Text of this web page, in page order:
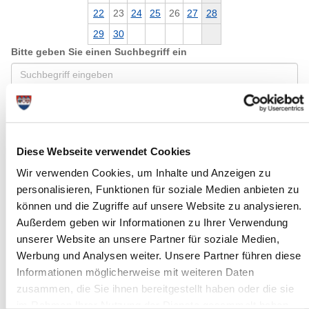
Diese Webseite verwendet Cookies
Wir verwenden Cookies, um Inhalte und Anzeigen zu
personalisieren, Funktionen für soziale Medien anbieten zu
können und die Zugriffe auf unsere Website zu analysieren.
Außerdem geben wir Informationen zu Ihrer Verwendung
unserer Website an unsere Partner für soziale Medien,
Werbung und Analysen weiter. Unsere Partner führen diese
Informationen möglicherweise mit weiteren Daten
zusammen, die Sie ihnen bereitgestellt haben oder die sie
22
23 24 25 26 27
28
29
30
Bitte geben Sie einen Suchbegriff ein
Monat
Ort
Kategorie